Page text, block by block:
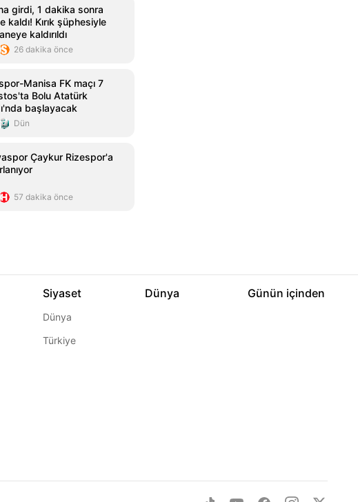
girdi, 1 dakika sonra
kaldı! Kırık şüphesiyle
kaldırıldı
26 dakika önce
Manisa FK maçı 7
Bolu Atatürk
başlayacak
Dün
Çaykur Rizespor'a
57 dakika önce
Siyaset
Dünya
Türkiye
Dünya Günün içinden